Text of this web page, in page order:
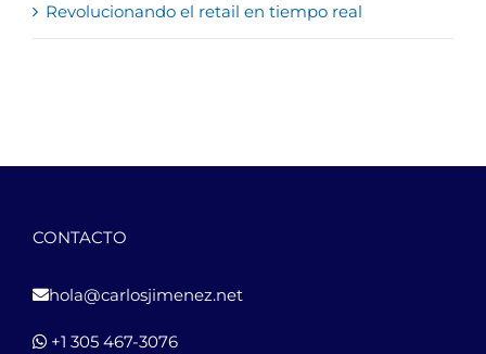
Revolucionando el retail en tiempo real
CONTACTO
hola@carlosjimenez.net
+1 305 467-3076